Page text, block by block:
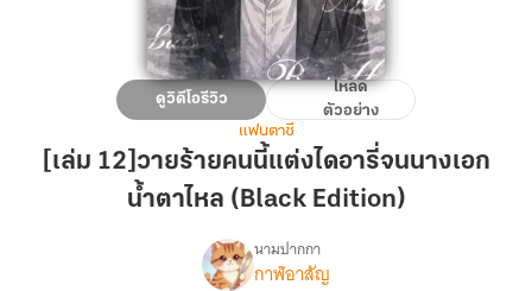
[เล่ม
12]วาย
ร้าย
นี้
ดูวิดีโอรีวิว
โหลด
ตัวอย่าง
แฟนตาซี
[เล่ม 12]วายร้ายคนนี้แต่งไดอารี่จนนางเอก
น้ำตาไหล (Black Edition)
เรื่อง
นามปากกา
กาฬอาสัญ